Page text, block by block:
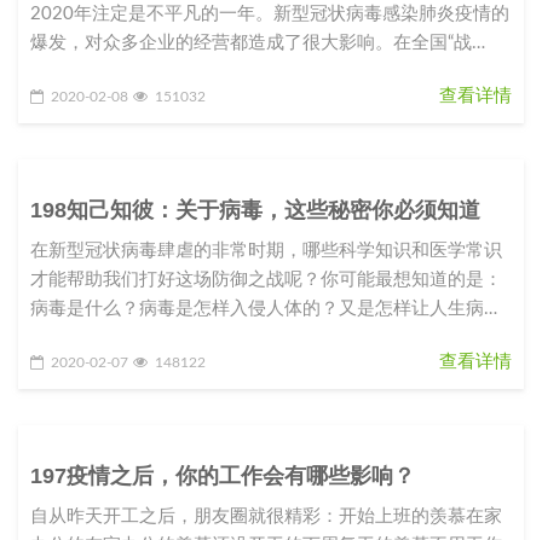
2020年注定是不平凡的一年。新型冠状病毒感染肺炎疫情的
爆发，对众多企业的经营都造成了很大影响。在全国“战
2020-02-08 151032 查看详情
198知己知彼：关于病毒，这些秘密你必须知道
在新型冠状病毒肆虐的非常时期，哪些科学知识和医学常识
才能帮助我们打好这场防御之战呢？你可能最想知道的是：
病毒是什么？病毒是怎样入侵人体的？又是怎样让人生病
2020-02-07 148122 查看详情
197疫情之后，你的工作会有哪些影响？
自从昨天开工之后，朋友圈就很精彩：开始上班的羡慕在家